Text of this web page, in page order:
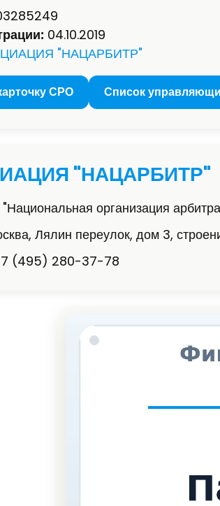
04.10.2019
"НАЦАРБИТР"
СРО Список
"НАЦАРБИТР"
организация
Лялин переулок, дом 3,
(495) 280-37-78